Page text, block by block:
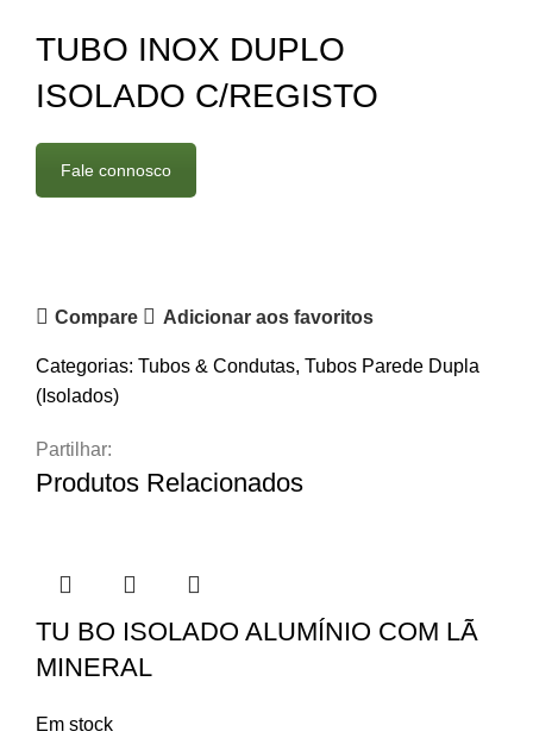
TUBO INOX DUPLO
ISOLADO C/REGISTO
Fale connosco
Compare Adicionar aos favoritos
Categorias: Tubos & Condutas, Tubos Parede Dupla
(Isolados)
Partilhar:
Produtos Relacionados
TU BO ISOLADO ALUMÍNIO COM LÃ
MINERAL
Em stock